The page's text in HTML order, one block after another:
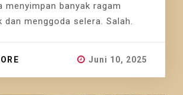
menyimpan banyak ragam
dan menggoda selera. Salah.
Juni 10, 2025